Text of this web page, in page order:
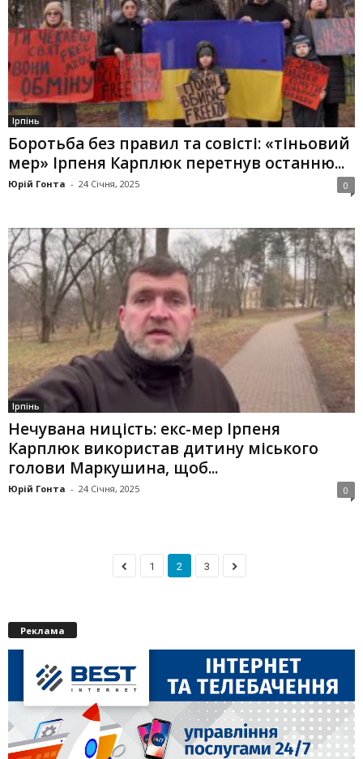
Ірпінь
Боротьба без правил та совісті: «тіньовий
мер» Ірпеня Карплюк перетнув останню...
Юрій Гонта - 24 Січня, 2025 0
Ірпінь
Нечувана ницість: екс-мер Ірпеня
Карплюк використав дитину міського
голови Маркушина, щоб...
Юрій Гонта - 24 Січня, 2025 0
1 2 3
Реклама